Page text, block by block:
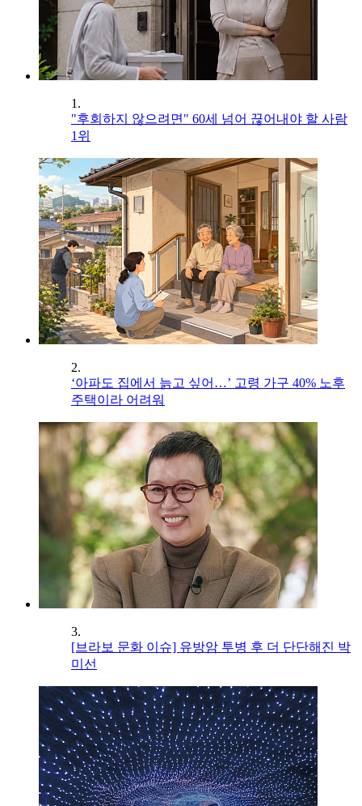
1.
"후회하지 않으려면" 60세 넘어 끊어내야 할 사람
1위
2.
‘아파도 집에서 늙고 싶어…’ 고령 가구 40% 노후
주택이라 어려워
3.
[브라보 문화 이슈] 유방암 투병 후 더 단단해진 박
미선